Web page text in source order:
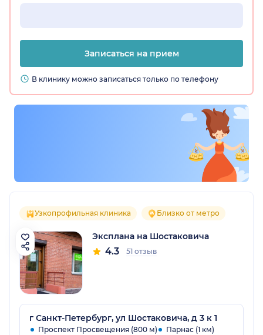
Записаться на прием
В клинику можно записаться только по телефону
Узкопрофильная клиника Близко от метро
Эксплана на Шостаковича
4.3 51 отзыв
г Санкт-Петербург, ул Шостаковича, д 3 к 1
Проспект Просвещения (800 м)
Парнас (1 км)